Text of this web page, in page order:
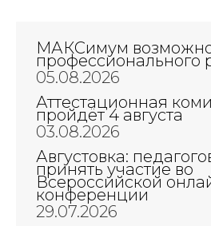
МАКСимум
профессионального
05.08.2026
Аттестационная
пройдёт 4 августа
03.08.2026
Августовка:
принять участие во
Всероссийской
конференции
29.07.2026